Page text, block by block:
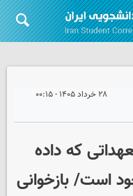
۲۸ خرداد ۱۴۰۵ - ۰۰:۱۵
که داده
است/ بازخوانی